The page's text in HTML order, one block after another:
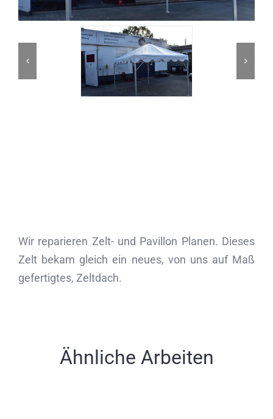
Journal
Wir reparieren Zelt- und Pavillon Planen. Dieses
Zelt bekam gleich ein neues, von uns auf Maß
gefertigtes, Zeltdach.
Ähnliche Arbeiten